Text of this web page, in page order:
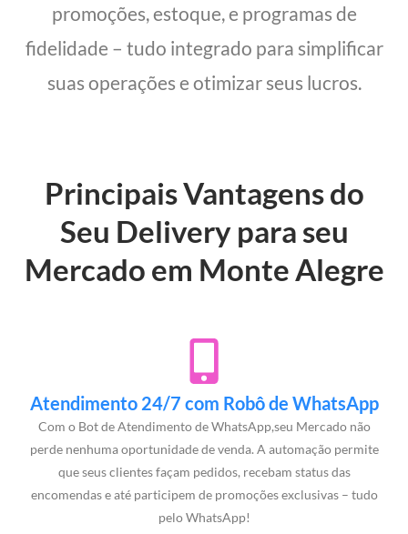
promoções, estoque, e programas de
fidelidade – tudo integrado para simplificar
suas operações e otimizar seus lucros.
Principais Vantagens do
Seu Delivery para seu
Mercado em Monte Alegre
Atendimento 24/7 com Robô de WhatsApp
Com o Bot de Atendimento de WhatsApp,seu Mercado não
perde nenhuma oportunidade de venda. A automação permite
que seus clientes façam pedidos, recebam status das
encomendas e até participem de promoções exclusivas – tudo
pelo WhatsApp!